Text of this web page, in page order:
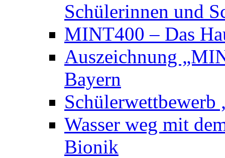
Schülerinnen und
MINT400 – Das
Auszeichnung
Bayern
Wasser weg mit
Bionik